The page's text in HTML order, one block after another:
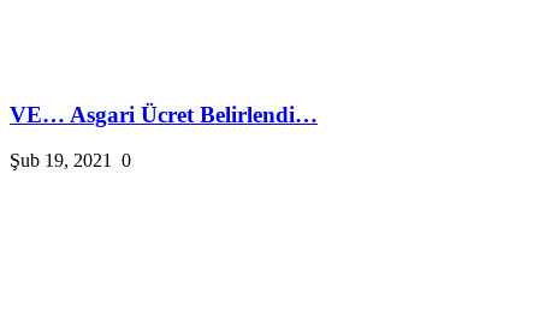
VE… Asgari Ücret Belirlendi…
Şub 19, 2021 0